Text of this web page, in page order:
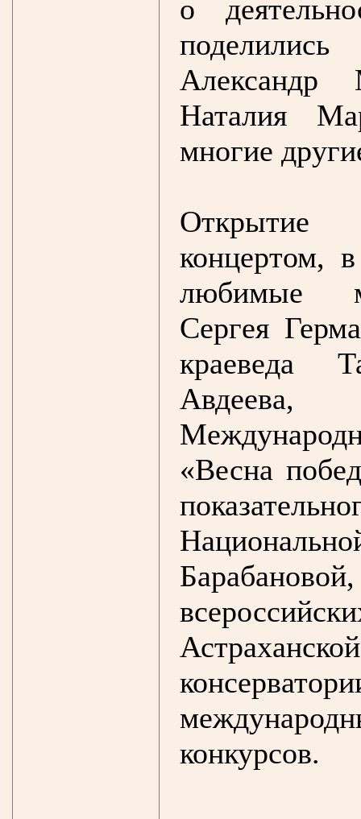
о
Александр
Наталия
многие
Открытие
концертом,
любимые
Сергея
краеведа
Авдеева,
«Весна
конкурсов.